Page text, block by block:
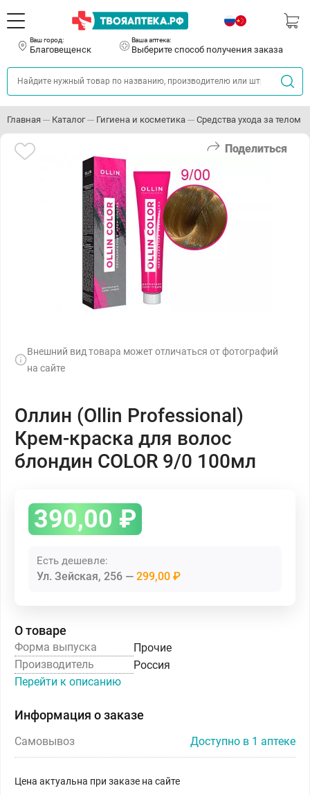
Ваш город:
Благовещенск
Ваша аптека:
Выберите способ получения заказа
Главная Каталог Гигиена и косметика Средства ухода за телом
Поделиться
Внешний вид товара может отличаться от фотографий
на сайте
Оллин (Ollin Professional)
Крем-краска для волос
блондин COLOR 9/0 100мл
390,00 ₽
Есть дешевле:
Ул. Зейская, 256 299,00 ₽
О товаре
Форма выпуска
Прочие
Производитель
Россия
Перейти к описанию
Информация о заказе
Самовывоз Доступно в 1 аптеке
Цена актуальна при заказе на сайте